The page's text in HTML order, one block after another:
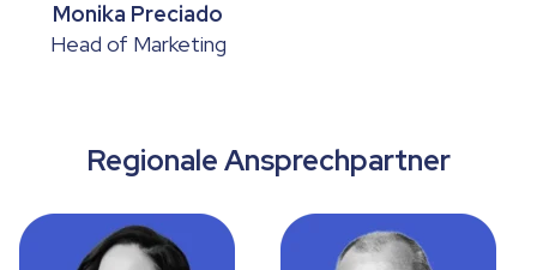
Monika Preciado
Head of Marketing
Regionale Ansprechpartner